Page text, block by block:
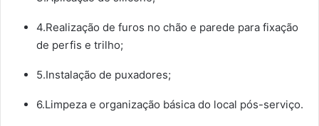
4.Realização de furos no chão e parede para fixação
de perfis e trilho;
5.Instalação de puxadores;
6.Limpeza e organização básica do local pós-serviço.